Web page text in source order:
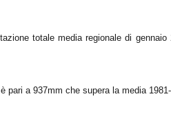
totale media regionale di
pari a 937mm che supera la media